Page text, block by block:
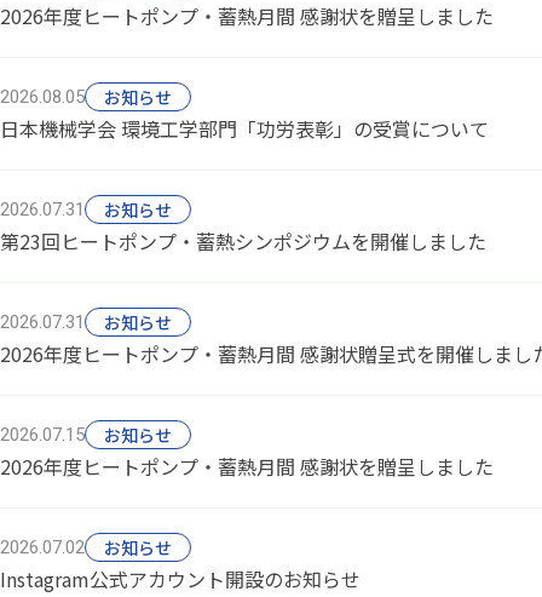
2026年度ヒートポンプ・蓄熱月間 感謝状を贈呈しました
2026.08.05 お知らせ
日本機械学会 環境工学部門「功労表彰」の受賞について
2026.07.31 お知らせ
第23回ヒートポンプ・蓄熱シンポジウムを開催しました
2026.07.31 お知らせ
2026年度ヒートポンプ・蓄熱月間 感謝状贈呈式を開催しまし
2026.07.15 お知らせ
2026年度ヒートポンプ・蓄熱月間 感謝状を贈呈しました
2026.07.02 お知らせ
Instagram公式アカウント開設のお知らせ